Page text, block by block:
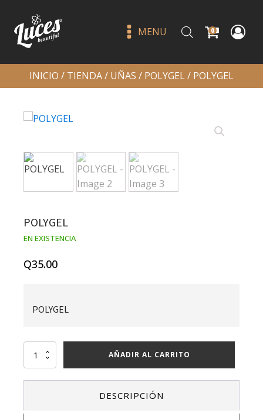
MENU 0
INICIO / TIENDA/ UÑAS / POLYGEL/ POLYGEL
POLYGEL
EN EXISTENCIA
Q35.00
POLYGEL
POLYGEL
AÑADIR AL CARRITO
DESCRIPCIÓN
Powder blush desert rose -